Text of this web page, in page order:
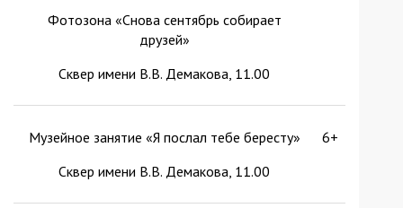
Фотозона «Снова сентябрь собирает
друзей»
Сквер имени В.В. Демакова, 11.00
Музейное занятие «Я послал тебе бересту»
Сквер имени В.В. Демакова, 11.00
6+